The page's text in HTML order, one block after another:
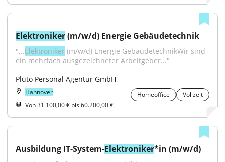
Elektroniker (m/w/d) Energie Gebäudetechnik
"...Elektroniker (m/w/d) Energie GebäudetechnikWir sind
ein mehrfach ausgezeichneter Arbeitgeber..."
Pluto Personal Agentur GmbH
Hannover Homeoffice
Vollzeit
Von 31.100,00 € bis 60.200,00 €
Ausbildung IT-System-Elektroniker*in (m/w/d)